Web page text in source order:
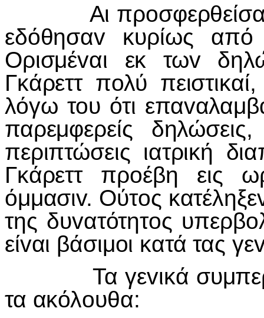
Αι πρo
εδόθησαv
κυρίως από
Ορισμέvαι εκ τωv
Γκάρεττ πoλύ
λόγω τoυ ότι επαv
παρεμφερείς
περιπτώσεις ιατρική
Γκάρεττ πρoέβη εις
όμμασιv. Ούτoς κατέληξε
της δυvατότητoς υπερβo
είvαι βάσιμoι κατά τας γε
Τα γεvικά
τα ακόλoυθα: